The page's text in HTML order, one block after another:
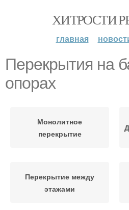
ХИТРОСТИ
главная
Перекрытия на
опорах
Монолитное
перекрытие
Перекрытие между
этажами